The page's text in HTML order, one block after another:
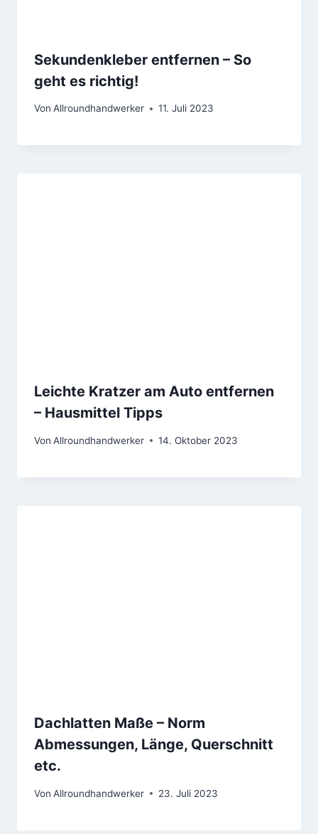
Sekundenkleber entfernen – So
geht es richtig!
Von Allroundhandwerker 11. Juli 2023
Leichte Kratzer am Auto entfernen
– Hausmittel Tipps
Von Allroundhandwerker 14. Oktober 2023
Dachlatten Maße – Norm
Abmessungen, Länge, Querschnitt
etc.
Von Allroundhandwerker 23. Juli 2023